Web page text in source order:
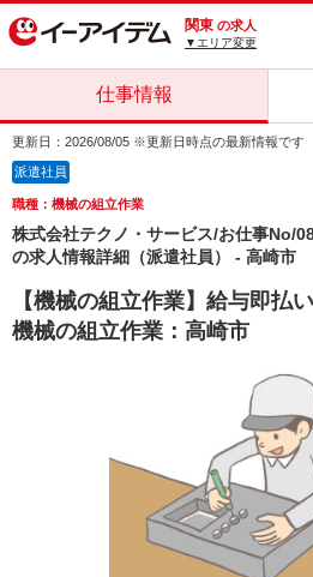
関東 の求人
▼エリア変更
仕事情報
更新日：2026/08/05 ※更新日時点の最新情報です
派遣社員
職種：機械の組立作業
株式会社テクノ・サービス/お仕事No/
の求人情報詳細（派遣社員） - 高崎市
【機械の組立作業】給与即払
機械の組立作業：高崎市